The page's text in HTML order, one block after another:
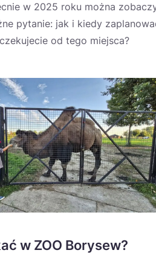
w 2025 roku można
pytanie: jak i kiedy
od tego miejsca?
w ZOO Borysew?